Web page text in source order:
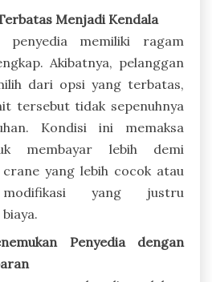
Menjadi Kendala
penyedia memiliki ragam
Akibatnya, pelanggan
dari opsi yang terbatas,
tersebut tidak sepenuhnya
Kondisi ini memaksa
membayar lebih demi
yang lebih cocok atau
modifikasi yang justru
Penyedia dengan